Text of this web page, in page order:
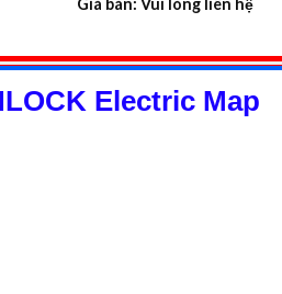
Giá bán: Vui lòng liên hệ
Electric Map